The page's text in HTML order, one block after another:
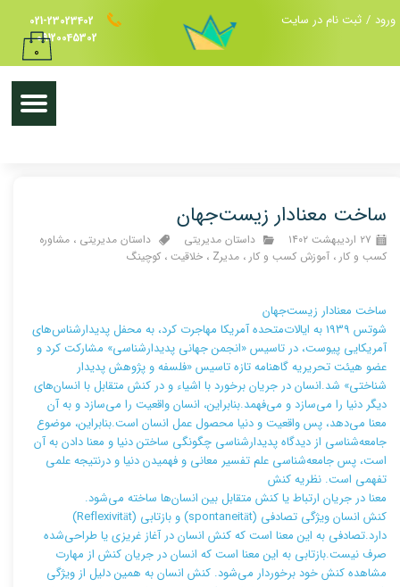
021-23023402
09120045302
ورود / ثبت نام در سایت
۰
ساخت معنادار زیست‌جهان
۲۷ اردیبهشت ۱۴۰۲ داستان مدیریتی داستان مدیریتی ، مشاوره
کسب و کار ، آموزش کسب و کار ، مدیرZ ، خلاقیت ، کوچینگ
ساخت معنادار زیست‌جهان
شوتس 1939 به ایالات‌متحده آمریکا مهاجرت کرد، به محفل پدیدارشناس‌های
آمریکایی پیوست، در تاسیس «انجمن جهانی پدیدارشناسی» مشارکت کرد و
عضو هیئت تحریریه گاهنامه تازه تاسیس «فلسفه و پژوهش پدیدار
شناختی» شد.انسان در جریان برخورد با اشیاء و در کنش متقابل با انسان‌های
دیگر دنیا را می‌سازد و می‌فهمد.بنابراین، انسان واقعیت را می‌سازد و به آن
معنا می‌دهد، پس واقعیت و دنیا محصول عمل انسان است.بنابراین، موضوع
جامعه‌شناسی از دیدگاه پدیدارشناسی چگونگی ساختن دنیا و معنا دادن به آن
است، پس جامعه‌شناسی علم تفسیر معانی و فهمیدن دنیا و درنتیجه علمی
تفهمی است. نظریه کنش
معنا در جریان ارتباط یا کنش متقابل بین انسان‌ها ساخته می‌شود.
کنش انسان ویژگی تصادفی (spontaneität) و بازتابی (Reflexivität)
دارد.تصادفی به این معنا است که کنش انسان در آغاز غریزی یا طراحی‌شده
صرف نیست.بازتابی به این معنا است که انسان در جریان کنش از مهارت
مشاهده کنش خود برخوردار می‌شود. کنش انسان به همین دلیل از ویژگی